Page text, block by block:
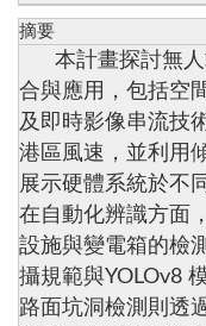
摘要
本計畫探討無人
合與應用，包括空
及即時影像串流技
港區風速，並利用
展示硬體系統於不
在自動化辨識方面
設施與變電箱的檢
攝規範與YOLOv8
路面坑洞檢測則透